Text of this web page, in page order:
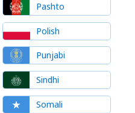
Pashto
Polish
Punjabi
Sindhi
Somali